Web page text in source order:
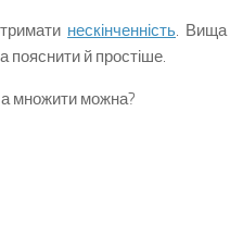
нескінченність. Вища
й простіше.
множити можна?